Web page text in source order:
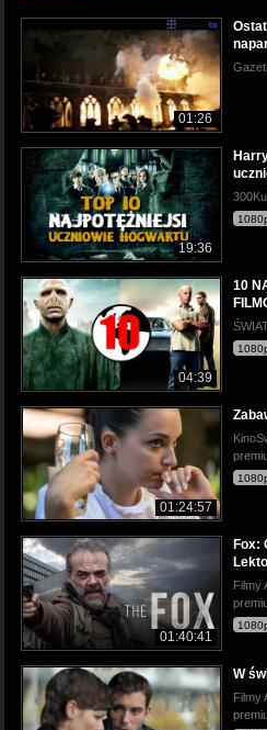
01:26
19:36
04:39
10
01:24:57
01:40:41
Fox:
Filmy
W
Filmy